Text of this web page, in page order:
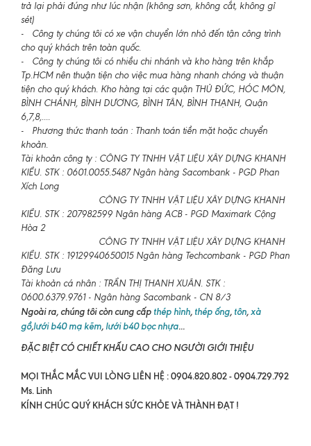
trả lại phải đúng như lúc nhận (không sơn, không cắt, không gỉ
sét)
- Công ty chúng tôi có xe vận chuyển lớn nhỏ đến tận công trình
cho quý khách trên toàn quốc.
- Công ty chúng tôi có nhiều chi nhánh và kho hàng trên khắp
Tp.HCM nên thuận tiện cho việc mua hàng nhanh chóng và thuận
tiện cho quý khách. Kho hàng tại các quận THỦ ĐỨC, HÓC MÔN,
BÌNH CHÁNH, BÌNH DƯƠNG, BÌNH TÂN, BÌNH THẠNH, Quận
6,7,8,....
- Phương thức thanh toán : Thanh toán tiền mặt hoặc chuyển
khoản.
Tài khoản công ty : CÔNG TY TNHH VẬT LIỆU XÂY DỰNG KHANH
KIỀU. STK : 0601.0055.5487 Ngân hàng Sacombank - PGD Phan
Xích Long
CÔNG TY TNHH VẬT LIỆU XÂY DỰNG KHANH
KIỀU. STK : 207982599 Ngân hàng ACB - PGD Maximark Cộng
Hòa 2
CÔNG TY TNHH VẬT LIỆU XÂY DỰNG KHANH
KIỀU. STK : 19129940650015 Ngân hàng Techcombank - PGD Phan
Đăng Lưu
Tài khoản cá nhân : TRẦN THỊ THANH XUÂN. STK :
0600.6379.9761 - Ngân hàng Sacombank - CN 8/3
Ngoài ra, chúng tôi còn cung cấp thép hình, thép ống, tôn, xà
gồ,lưới b40 mạ kẽm, lưới b40 bọc nhựa...
ĐẶC BIỆT CÓ CHIẾT KHẤU CAO CHO NGƯỜI GIỚI THIỆU
MỌI THẮC MẮC VUI LÒNG LIÊN HỆ : 0904.820.802 - 0904.729.792
Ms. Linh
KÍNH CHÚC QUÝ KHÁCH SỨC KHỎE VÀ THÀNH ĐẠT !